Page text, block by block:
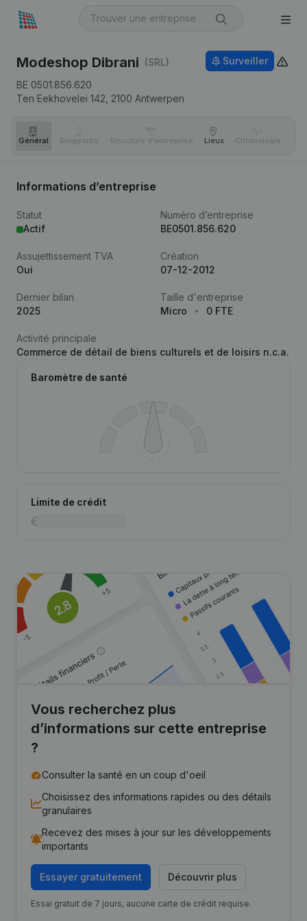
Modeshop Dibrani (SRL)
BE 0501.856.620
Ten Eekhovelei 142, 2100 Antwerpen
Surveiller
Général Dirigeants Structure d'entreprise Lieux Chronologie
Informations d’entreprise
Statut
Actif
Numéro d’entreprise
BE0501.856.620
Assujettissement TVA
Oui
Création
07-12-2012
Dernier bilan
2025
Taille d'entreprise
Micro
0 FTE
Activité principale
Commerce de détail de biens culturels et de loisirs n.c.a.
Baromètre de santé
Limite de crédit
Vous recherchez plus
d’informations sur cette entreprise
?
Consulter la santé en un coup d'oeil
Choisissez des informations rapides ou des détails
granulaires
Recevez des mises à jour sur les développements
importants
Essayer gratuitement Découvrir plus
Essai gratuit de 7 jours, aucune carte de crédit requise.